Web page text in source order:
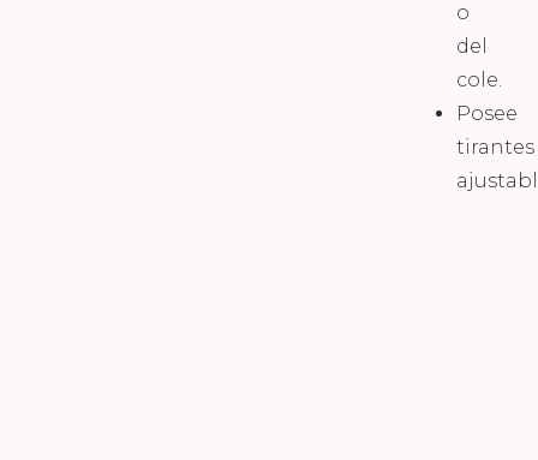
o
del
cole.
Posee
tirantes